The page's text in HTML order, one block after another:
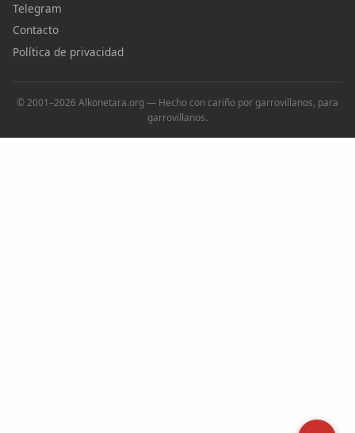
Telegram
Contacto
Política de privacidad
© 2001–2026 Alkonetara.org — Hecho con cariño por garrovillanos, para
garrovillanos.